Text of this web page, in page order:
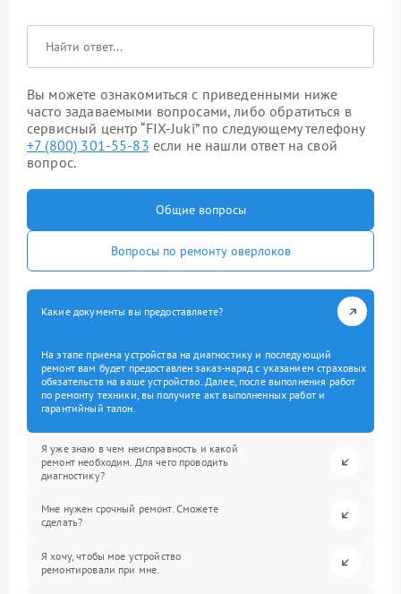
Вы можете ознакомиться с приведенными ниже
часто задаваемыми вопросами, либо обратиться в
сервисный центр “FIX-Juki” по следующему телефону
+7 (800) 301-55-83 если не нашли ответ на свой
вопрос.
Общие вопросы
Вопросы по ремонту оверлоков
Какие документы вы предоставляете?
На этапе приема устройства на диагностику и последующий
ремонт вам будет предоставлен заказ-наряд с указанием страховых
обязательств на ваше устройство. Далее, после выполнения работ
по ремонту техники, вы получите акт выполненных работ и
гарантийный талон.
Я уже знаю в чем неисправность и какой
ремонт необходим. Для чего проводить
диагностику?
Мне нужен срочный ремонт. Сможете
сделать?
Я хочу, чтобы мое устройство
ремонтировали при мне.